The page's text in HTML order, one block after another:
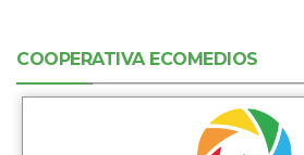
COOPERATIVA ECOMEDIOS